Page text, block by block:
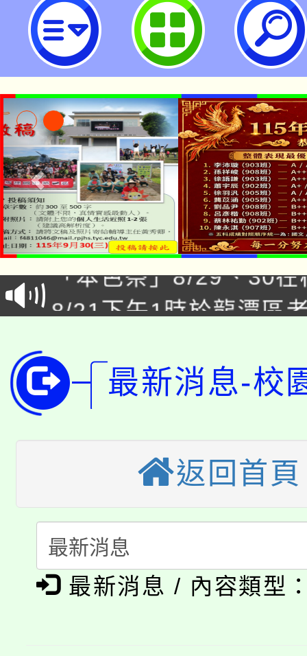
分發入學簡章公告事宜-桃園市立
公告本校115學年度第
代理(課)教師甄選結果
告(尚有缺額)
場熱烈登場!
8/21下午1時於龍潭區
局官網。
8月14至27日，桃園電
開!
115年桃園市運動會8/
田徑場及游泳池舉行。
桃園市低收入戶享有免
視費優惠，中低收入戶
半價優惠，詳情可洽有
者。
大園自造教育及科技
份教師增能研習
大溪自造教育及科技中
份教師研習
淨零綠生活教案入校路
會
公告本校115學年度第
最新消息-校
返回首頁
最新消息 / 內容類型